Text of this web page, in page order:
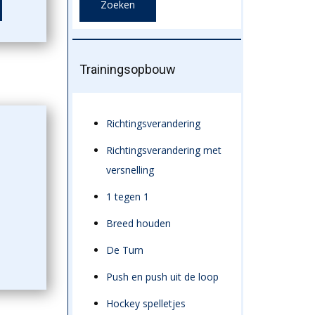
Trainingsopbouw
Richtingsverandering
Richtingsverandering met
versnelling
1 tegen 1
Breed houden
De Turn
Push en push uit de loop
Hockey spelletjes